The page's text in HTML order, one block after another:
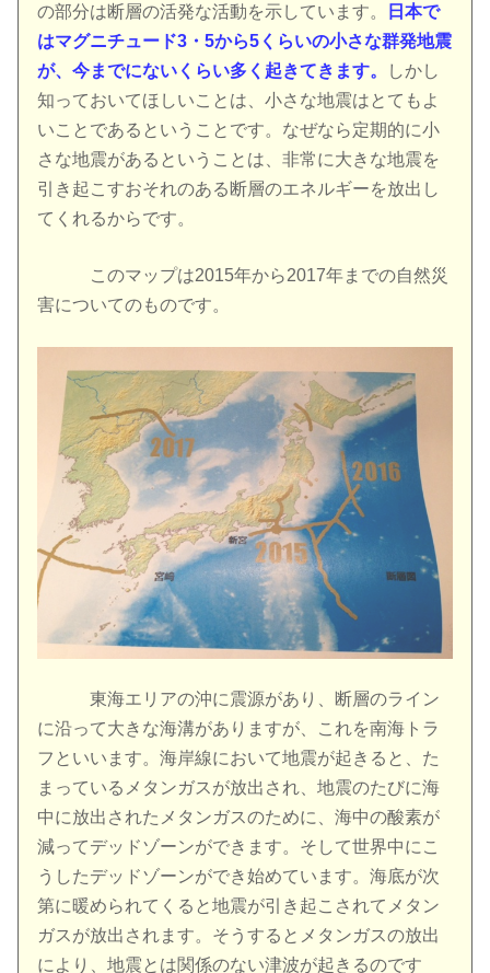
の部分は断層の活発な活動を示しています。
日本で
はマグニチュード3・5から5くらいの小さな群発地震
が、今までにないくらい多く起きてきます。
しかし
知っておいてほしいことは、小さな地震はとてもよ
いことであるということです。なぜなら定期的に小
さな地震があるということは、非常に大きな地震を
引き起こすおそれのある断層のエネルギーを放出し
てくれるからです。
このマップは2015年から2017年までの自然災
害についてのものです。
東海エリアの沖に震源があり、断層のライン
に沿って大きな海溝がありますが、これを南海トラ
フといいます。海岸線において地震が起きると、た
まっているメタンガスが放出され、地震のたびに海
中に放出されたメタンガスのために、海中の酸素が
減ってデッドゾーンができます。そして世界中にこ
うしたデッドゾーンができ始めています。海底が次
第に暖められてくると地震が引き起こされてメタン
ガスが放出されます。そうするとメタンガスの放出
により、地震とは関係のない津波が起きるのです